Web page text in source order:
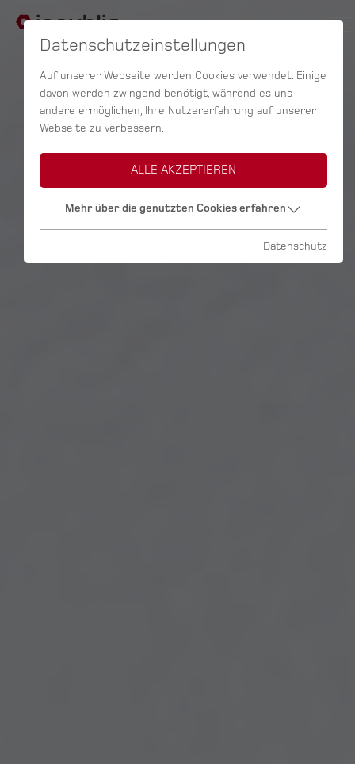
Datenschutzeinstellungen
Auf unserer Webseite werden Cookies verwendet. Einige
davon werden zwingend benötigt, während es uns
andere ermöglichen, Ihre Nutzererfahrung auf unserer
Webseite zu verbessern.
ALLE AKZEPTIEREN
Mehr über die genutzten Cookies erfahren
Datenschutz